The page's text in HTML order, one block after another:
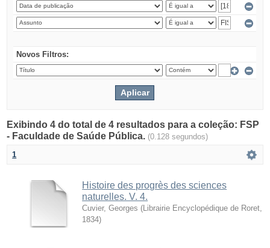
Novos Filtros:
Exibindo 4 do total de 4 resultados para a coleção: FSP
- Faculdade de Saúde Pública. (0.128 segundos)
1
Histoire des progrès des sciences
naturelles. V. 4.
Cuvier, Georges ( Librairie Encyclopédique de Roret
1834)